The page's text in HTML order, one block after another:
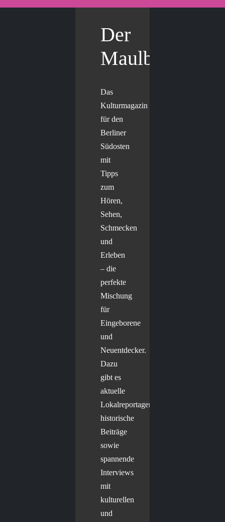
Der
Maulbär
Das
Kulturmagazin
für den
Berliner
Südosten
mit
Tipps
zum
Hören,
Sehen,
Schmecken
und
Erleben
– die
perfekte
Mischung
für
Eingeborene
und
Neuentdecker.
Dazu
gibt es
aktuelle
Lokalreportagen,
historische
Beiträge
sowie
spannende
Interviews
mit
kulturellen
und